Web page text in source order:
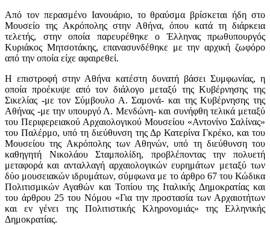
Από τον περασμένο Ιανουάριο, το θραύσμα βρίσκεται ήδη στο
Μουσείο της Ακρόπολης στην Αθήνα, όπου κατά τη διάρκεια
τελετής, στην οποία παρευρέθηκε ο Έλληνας πρωθυπουργός
Κυριάκος Μητσοτάκης, επανασυνδέθηκε με την αρχική ζωφόρο
από την οποία είχε αφαιρεθεί.
Η επιστροφή στην Αθήνα κατέστη δυνατή βάσει Συμφωνίας, η
οποία προέκυψε από τον διάλογο μεταξύ της Κυβέρνησης της
Σικελίας -με τον Σύμβουλο Α. Σαμονά- και της Κυβέρνησης της
Αθήνας -με την υπουργό Λ. Μενδώνη- και συνήφθη τελικά μεταξύ
του Περιφερειακού Αρχαιολογικού Μουσείου «Αντονίνο Σαλίνας»
του Παλέρμο, υπό τη διεύθυνση της Δρ Κατερίνα Γκρέκο, και του
Μουσείου της Ακρόπολης των Αθηνών, υπό τη διεύθυνση του
καθηγητή Νικολάου Σταμπολίδη, προβλέποντας την πολυετή
μεταφορά και ανταλλαγή αρχαιολογικών ευρημάτων μεταξύ των
δύο μουσειακών ιδρυμάτων, σύμφωνα με το άρθρο 67 του Κώδικα
Πολιτισμικών Αγαθών και Τοπίου της Ιταλικής Δημοκρατίας και
του άρθρου 25 του Νόμου «Για την προστασία των Αρχαιοτήτων
και εν γένει της Πολιτιστικής Κληρονομιάς» της Ελληνικής
Δημοκρατίας.